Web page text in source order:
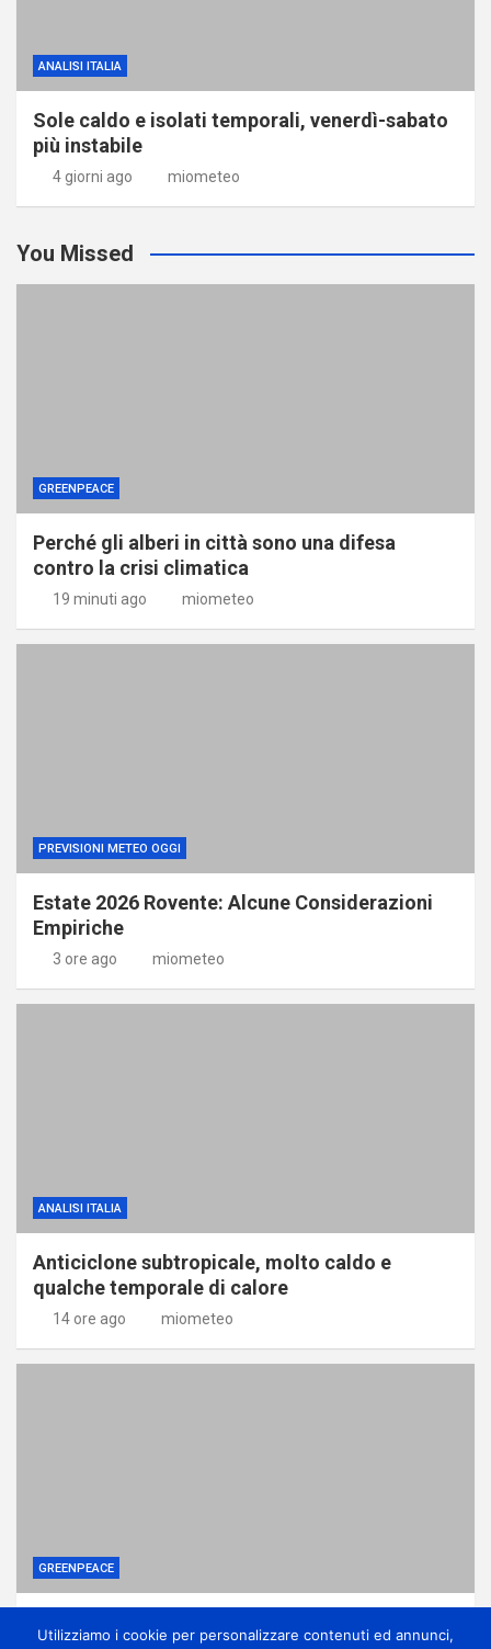
ANALISI ITALIA
Sole caldo e isolati temporali, venerdì-sabato
più instabile
4 giorni ago miometeo
You Missed
GREENPEACE
Perché gli alberi in città sono una difesa
contro la crisi climatica
19 minuti ago miometeo
PREVISIONI METEO OGGI
Estate 2026 Rovente: Alcune Considerazioni
Empiriche
3 ore ago miometeo
ANALISI ITALIA
Anticiclone subtropicale, molto caldo e
qualche temporale di calore
14 ore ago miometeo
GREENPEACE
Utilizziamo i cookie per personalizzare contenuti ed annunci,